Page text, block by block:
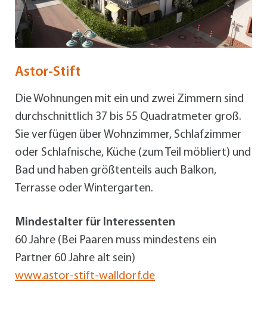
Astor-Stift
Die Wohnungen mit ein und zwei Zimmern sind
durchschnittlich 37 bis 55 Quadratmeter groß.
Sie verfügen über Wohnzimmer, Schlafzimmer
oder Schlafnische, Küche (zum Teil möbliert) und
Bad und haben größtenteils auch Balkon,
Terrasse oder Wintergarten.
Mindestalter für Interessenten
60 Jahre (Bei Paaren muss mindestens ein
Partner 60 Jahre alt sein)
www.astor-stift-walldorf.de